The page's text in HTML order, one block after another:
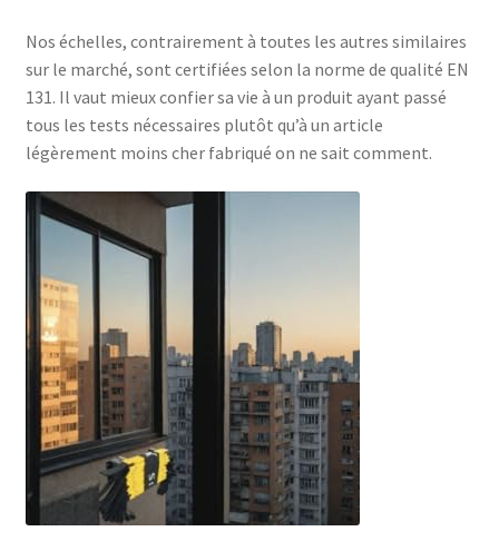
Nos échelles, contrairement à toutes les autres similaires
sur le marché, sont certifiées selon la norme de qualité EN
131. Il vaut mieux confier sa vie à un produit ayant passé
tous les tests nécessaires plutôt qu’à un article
légèrement moins cher fabriqué on ne sait comment.